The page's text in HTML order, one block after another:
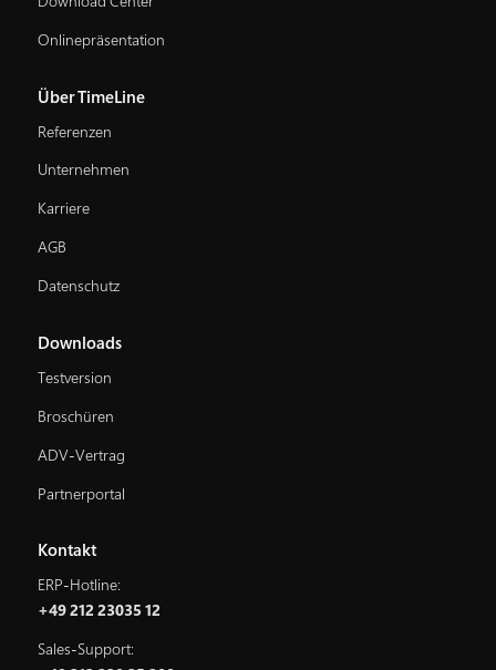
Onlinepräsentation
Über TimeLine
Referenzen
Unternehmen
Karriere
AGB
Datenschutz
Downloads
Testversion
Broschüren
ADV-Vertrag
Partnerportal
Kontakt
ERP-Hotline:
+49 212 23035 12
Sales-Support: